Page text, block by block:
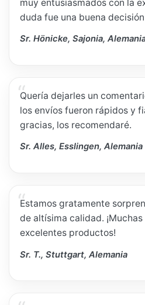
muy entusiasmados con la
duda fue una buena
Sr. Hönicke, Sajonia,
Quería dejarles un
los envíos fueron rápidos y
gracias, los recomendaré.
Sr. Alles, Esslingen, Alemania
Estamos gratamente
de altísima calidad.
excelentes productos!
Sr. T., Stuttgart, Alemania